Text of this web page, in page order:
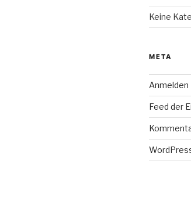
Keine
META
Anmelden
Feed der